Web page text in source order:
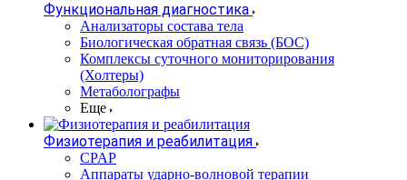
Функциональная диагностика
Анализаторы состава тела
Биологическая обратная связь (БОС)
Комплексы суточного мониторирования
(Холтеры)
Метаболографы
Еще
Физиотерапия и реабилитация
CPAP
Аппараты ударно-волновой терапии